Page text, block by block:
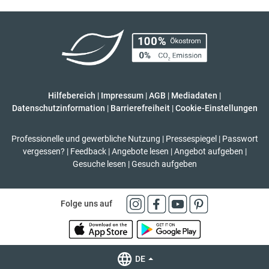
Hilfebereich | Impressum |AGB | Mediadaten |
Datenschutzinformation | Barrierefreiheit | Cookie-Einstellungen
Professionelle und gewerbliche Nutzung | Pressespiegel | Passwort
vergessen? | Feedback | Angebote lesen | Angebot aufgeben |
Gesuche lesen | Gesuch aufgeben
Folge uns auf
DE